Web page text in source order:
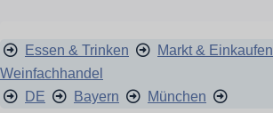
Essen & Trinken
Markt & Einkaufen
Weinfachhandel
DE
Bayern München